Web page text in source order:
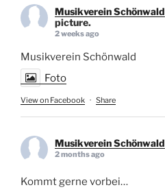
Musikverein Schönwald
picture.
2 weeks ago
Musikverein Schönwald
Foto
View on Facebook · Share
Musikverein Schönwald
2 months ago
Kommt gerne vorbei…